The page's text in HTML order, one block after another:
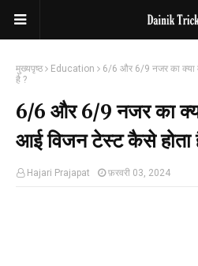
मुख्यपृष्ठ Education
6/6 और 6/9 नजर का क्या
है ?
6/6 और 6/9 नजर का
आई विजन टेस्ट कैसे होता
Hajari Prajapat फ़रवरी 03, 2024